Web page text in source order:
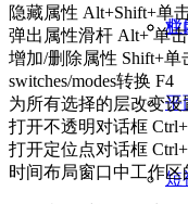
栏
平
短
业
隐藏属性 Alt+Shift+单
弹出属性滑杆 Alt+ 单
增加/删除属性 Shift+单
switches/modes转换 F4
为所有选择的层改变
打开不透明对话框
打开定位点对话框
时间布局窗口中工作